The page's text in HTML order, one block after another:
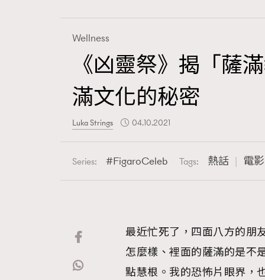
Fashion
Art
Paris
Wellness
《凶靈祭》揭「薩
滿文化的秘密
Luka Strings 04.10.2021
Series: FigaroCeleb Tags: 熱話 電影
最近忙死了，四面八方的朋
怎麼樣、裡面的薩滿的是不
點慧根。我的恐怖片眼界，